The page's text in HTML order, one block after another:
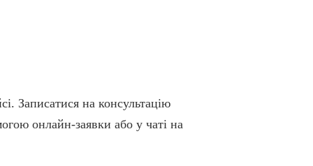
Записатися на консультацію
онлайн-заявки або у чаті на